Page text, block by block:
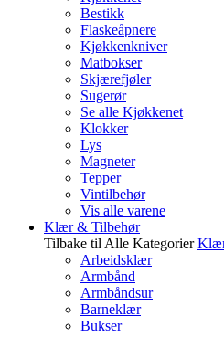
Bestikk
Flaskeåpnere
Kjøkkenkniver
Matbokser
Skjærefjøler
Sugerør
Se alle Kjøkkenet
Klokker
Lys
Magneter
Tepper
Vintilbehør
Vis alle varene
Klær & Tilbehør
Tilbake til Alle Kategorier
Arbeidsklær
Armbånd
Armbåndsur
Barneklær
Bukser